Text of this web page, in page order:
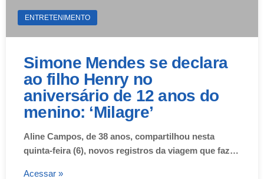
ENTRETENIMENTO
Simone Mendes se declara
ao filho Henry no
aniversário de 12 anos do
menino: ‘Milagre’
Aline Campos, de 38 anos, compartilhou nesta
quinta-feira (6), novos registros da viagem que faz…
Acessar »